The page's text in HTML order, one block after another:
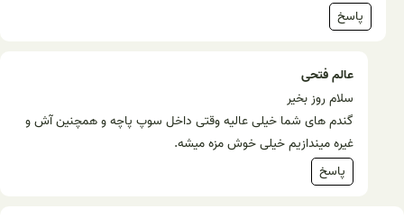
پاسخ
عالم فتحی
سلام روز بخیر
گندم های شما خیلی عالیه وقتی داخل سوپ پاچه و همچنین آش و
غیره میندازیم خیلی خوش مزه میشه.
پاسخ